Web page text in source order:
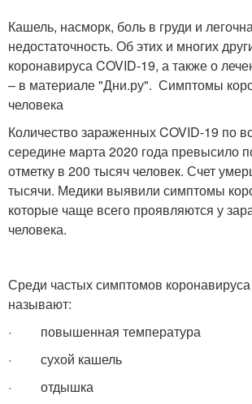
Кашель, насморк, боль в груди и
недостаточность. Об этих и многих
коронавируса COVID-19, а также о
– в материале "Дни.ру". Симптомы
человека
Количество зараженных COVID-19 по
середине марта 2020 года превысило
отметку в 200 тысяч человек. Счет
тысячи. Медики выявили симптомы
которые чаще всего проявляются у
человека.
Среди частых симптомов коронавируса
называют:
· повышенная температура
· сухой кашель
· отдышка